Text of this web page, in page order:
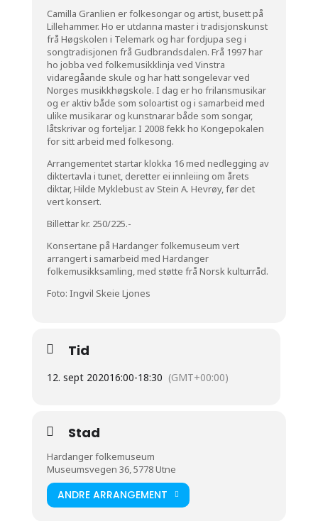
Camilla Granlien er folkesongar og artist, busett på
Lillehammer. Ho er utdanna master i tradisjonskunst
frå Høgskolen i Telemark og har fordjupa seg i
songtradisjonen frå Gudbrandsdalen. Frå 1997 har
ho jobba ved folkemusikklinja ved Vinstra
vidaregåande skule og har hatt songelevar ved
Norges musikkhøgskole. I dag er ho frilansmusikar
og er aktiv både som soloartist og i samarbeid med
ulike musikarar og kunstnarar både som songar,
låtskrivar og forteljar. I 2008 fekk ho Kongepokalen
for sitt arbeid med folkesong.
Arrangementet startar klokka 16 med nedlegging av
diktertavla i tunet, deretter ei innleiing om årets
diktar, Hilde Myklebust av Stein A. Hevrøy, før det
vert konsert.
Billettar kr. 250/225.-
Konsertane på Hardanger folkemuseum vert
arrangert i samarbeid med Hardanger
folkemusikksamling, med støtte frå Norsk kulturråd.
Foto: Ingvil Skeie Ljones
Tid
12. sept 202016:00-18:30 (GMT+00:00)
Stad
Hardanger folkemuseum
Museumsvegen 36, 5778 Utne
ANDRE ARRANGEMENT